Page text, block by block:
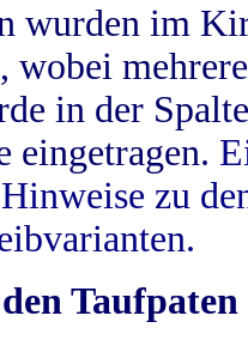
wurden im
wobei
in der
eingetragen.
zu
Taufpaten